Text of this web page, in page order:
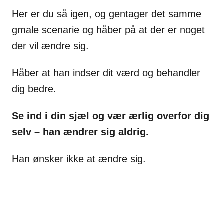
Her er du så igen, og gentager det samme
gmale scenarie og håber på at der er noget
der vil ændre sig.
Håber at han indser dit værd og behandler
dig bedre.
Se ind i din sjæl og vær ærlig overfor dig
selv – han ændrer sig aldrig.
Han ønsker ikke at ændre sig.